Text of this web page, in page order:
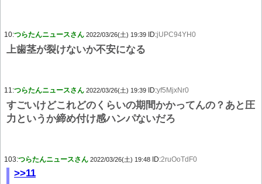
10:つらたんニュースさん 2022/03/26(土) 19:39 ID:jUPC94YH0
上歯茎が裂けないか不安になる
11:つらたんニュースさん 2022/03/26(土) 19:39 ID:yf5MjxNr0
すごいけどこれどのくらいの期間かかってんの？あと圧
力というか締め付け感ハンパないだろ
103:つらたんニュースさん 2022/03/26(土) 19:48 ID:2ruOoTdF0
>>11